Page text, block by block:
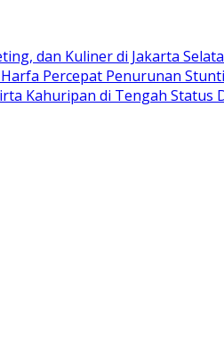
dan Kuliner di Jakarta
Percepat Penurunan
Kahuripan di Tengah Status